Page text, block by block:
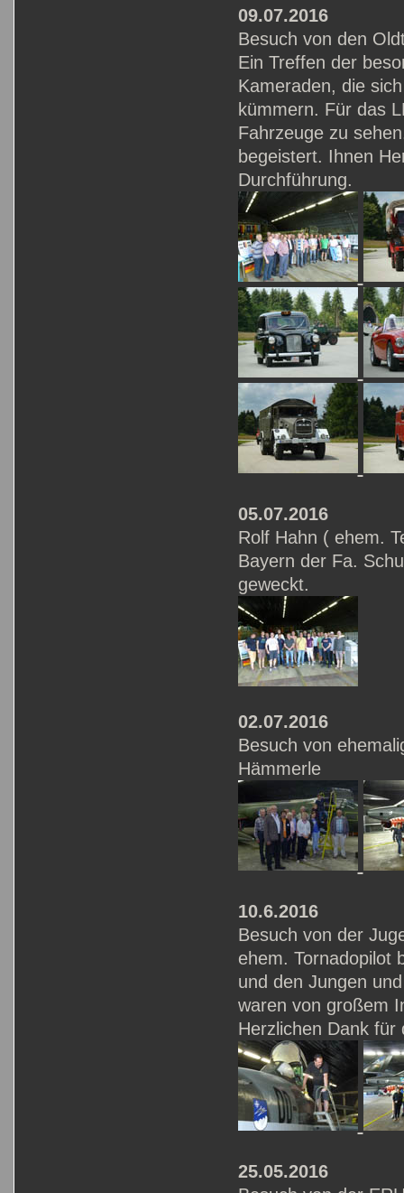
09.07.2016
Besuch von den
Ein Treffen der
Kameraden, die
kümmern. Für das
Fahrzeuge zu
begeistert. Ihnen
Durchführung.
05.07.2016
Rolf Hahn ( ehem.
Bayern der Fa.
geweckt.
02.07.2016
Besuch von
Hämmerle
10.6.2016
Besuch von der
ehem. Tornadopilot
und den Jungen
waren von großem
Herzlichen Dank für
25.05.2016